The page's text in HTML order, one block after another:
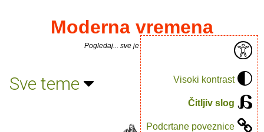
Visoki kontrast
Čitljiv slog
Podcrtane poveznice
Moderna vremena
Pogledaj... sve je puno knjiga.
Sve teme